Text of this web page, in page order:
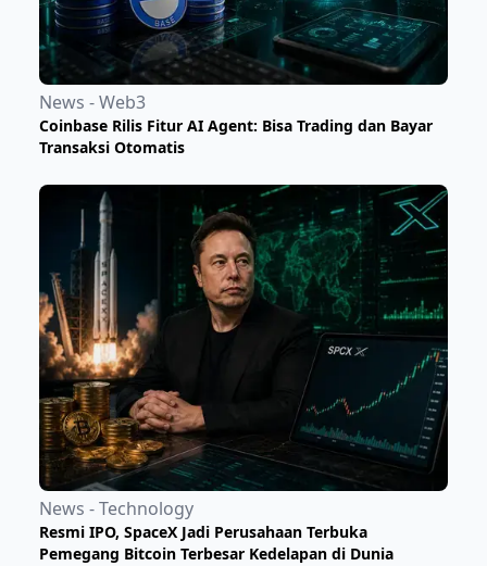
News - Web3
Coinbase Rilis Fitur AI Agent: Bisa Trading dan Bayar
Transaksi Otomatis
News - Technology
Resmi IPO, SpaceX Jadi Perusahaan Terbuka
Pemegang Bitcoin Terbesar Kedelapan di Dunia